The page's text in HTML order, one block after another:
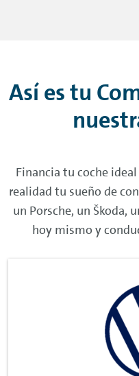
Así es tu
Financia tu coche
realidad tu sueño de
un Porsche, un Škoda,
hoy mismo y